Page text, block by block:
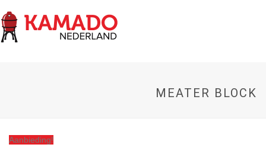
MEATER BLOCK
Aanbieding!